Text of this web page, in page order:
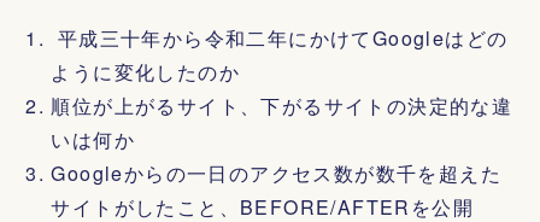
平成三十年から令和二年にかけてGoogleはどの
ように変化したのか
順位が上がるサイト、下がるサイトの決定的な違
いは何か
Googleからの一日のアクセス数が数千を超えた
サイトがしたこと、BEFORE/AFTERを公開